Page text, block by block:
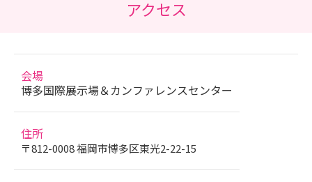
アクセス
会場
博多国際展示場＆カンファレンスセンター
住所
〒812-0008 福岡市博多区東光2-22-15